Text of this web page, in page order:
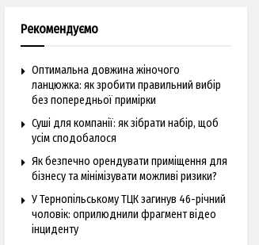
Рекомендуємо
Оптимальна довжина жіночого
ланцюжка: як зробити правильний вибір
без попередньої примірки
Суші для компанії: як зібрати набір, щоб
усім сподобалося
Як безпечно орендувати приміщення для
бізнесу та мінімізувати можливі ризики?
У Тернопільському ТЦК загинув 46-річний
чоловік: оприлюднили фрагмент відео
інциденту